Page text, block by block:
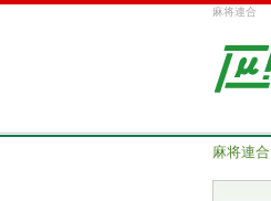
麻将連合
麻将連合